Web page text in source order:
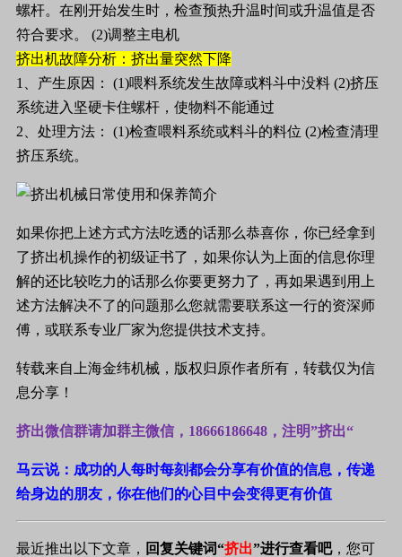
螺杆。在刚开始发生时，检查预热升温时间或升温值是否
符合要求。 (2)调整主电机
挤出机故障分析：挤出量突然下降
1、产生原因： (1)喂料系统发生故障或料斗中没料 (2)挤压
系统进入坚硬卡住螺杆，使物料不能通过
2、处理方法： (1)检查喂料系统或料斗的料位 (2)检查清理
挤压系统。
如果你把上述方式方法吃透的话那么恭喜你，你已经拿到
了挤出机操作的初级证书了，如果你认为上面的信息你理
解的还比较吃力的话那么你要更努力了，再如果遇到用上
述方法解决不了的问题那么您就需要联系这一行的资深师
傅，或联系专业厂家为您提供技术支持。
转载来自上海金纬机械，版权归原作者所有，转载仅为信
息分享！
挤出微信群请加群主微信，18666186648，注明”挤出“
马云说：成功的人每时每刻都会分享有价值的信息，传递
给身边的朋友，你在他们的心目中会变得更有价值
最近推出以下文章， 回复关键词“挤出”进行查看吧，您可